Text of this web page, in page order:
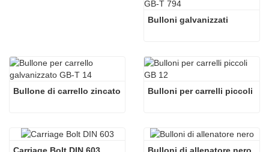
Bulloni galvanizzati
Bullone di carrello zincato Bulloni per carrelli piccoli